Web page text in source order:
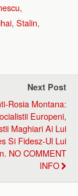
,
, Stalin,
Next Post
Rosia Montana:
Europeni,
Maghiari Ai Lui
Si Fidesz-Ul Lui
NO COMMENT
INFO